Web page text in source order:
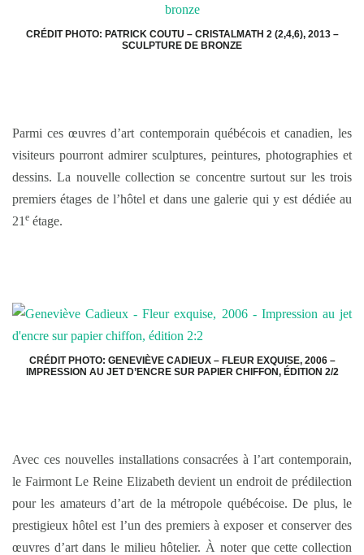
CRÉDIT PHOTO: PATRICK COUTU – CRISTALMATH 2 (2,4,6), 2013 –
SCULPTURE DE BRONZE
Parmi ces œuvres d’art contemporain québécois et canadien, les
visiteurs pourront admirer sculptures, peintures, photographies et
dessins. La nouvelle collection se concentre surtout sur les trois
premiers étages de l’hôtel et dans une galerie qui y est dédiée au
21 e étage.
CRÉDIT PHOTO: GENEVIÈVE CADIEUX – FLEUR EXQUISE, 2006 –
IMPRESSION AU JET D’ENCRE SUR PAPIER CHIFFON, ÉDITION 2/2
Avec ces nouvelles installations consacrées à l’art contemporain,
le Fairmont Le Reine Elizabeth devient un endroit de prédilection
pour les amateurs d’art de la métropole québécoise. De plus, le
prestigieux hôtel est l’un des premiers à exposer et conserver des
œuvres d’art dans le milieu hôtelier. À noter que cette collection